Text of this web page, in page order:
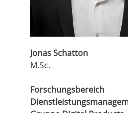
Jonas Schatton
M.Sc.
Forschungsbereich